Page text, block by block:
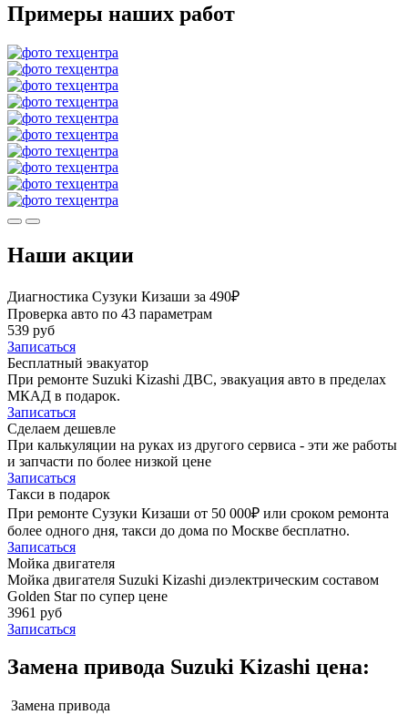
Примеры наших работ
Наши акции
Диагностика Сузуки Кизаши за 490₽
Проверка авто по 43 параметрам
539 руб
Записаться
Бесплатный эвакуатор
При ремонте Suzuki Kizashi ДВС, эвакуация авто в пределах
МКАД в подарок.
Записаться
Сделаем дешевле
При калькуляции на руках из другого сервиса - эти же работы
и запчасти по более низкой цене
Записаться
Такси в подарок
При ремонте Сузуки Кизаши от 50 000₽ или сроком ремонта
более одного дня, такси до дома по Москве бесплатно.
Записаться
Мойка двигателя
Мойка двигателя Suzuki Kizashi диэлектрическим составом
Golden Star по супер цене
3961 руб
Записаться
Замена привода Suzuki Kizashi цена:
Замена привода